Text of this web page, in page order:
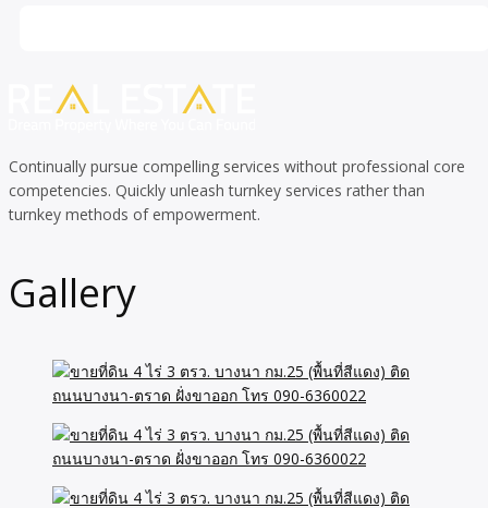
Continually pursue compelling services without professional core
competencies. Quickly unleash turnkey services rather than
turnkey methods of empowerment.
Gallery